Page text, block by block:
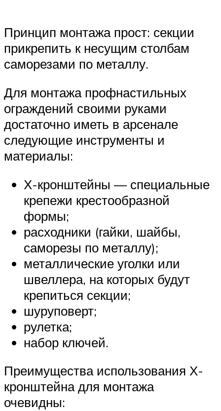
Принцип монтажа прост: секции
прикрепить к несущим столбам
саморезами по металлу.
Для монтажа профнастильных
ограждений своими руками
достаточно иметь в арсенале
следующие инструменты и
материалы:
Х-кронштейны — специальные
крепежи крестообразной
формы;
расходники (гайки, шайбы,
саморезы по металлу);
металлические уголки или
швеллера, на которых будут
крепиться секции;
шуруповерт;
рулетка;
набор ключей.
Преимущества использования Х-
кронштейна для монтажа
очевидны: